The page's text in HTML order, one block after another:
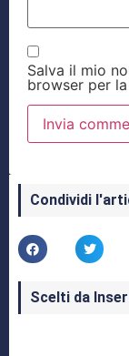
Salva il mio
browser per
Condividi
Scelti da